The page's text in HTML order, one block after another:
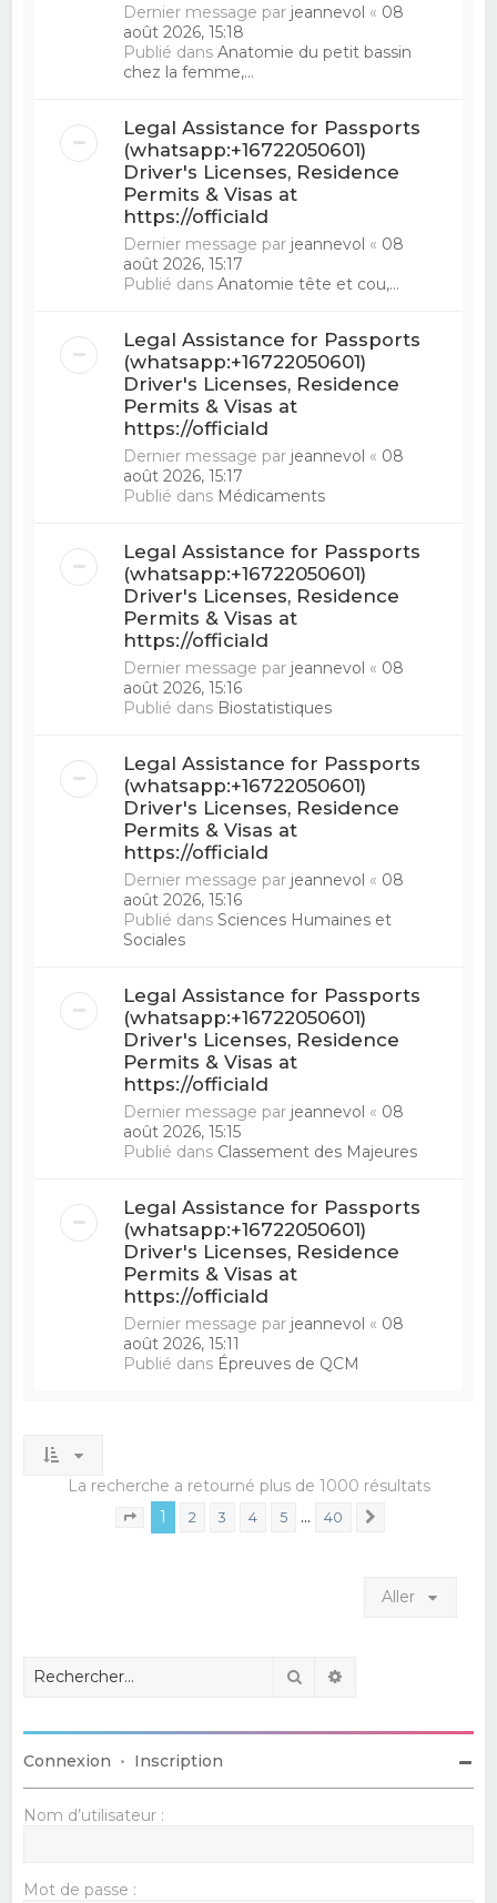
Dernier message par jeannevol « 08
août 2026, 15:18
Publié dansAnatomie du petit bassin
chez la femme,...
Legal Assistance for Passports
(whatsapp:+16722050601)
Driver's Licenses, Residence
Permits & Visas at
https://officiald
Dernier message par jeannevol « 08
août 2026, 15:17
Publié dansAnatomie tête et cou,...
Legal Assistance for Passports
(whatsapp:+16722050601)
Driver's Licenses, Residence
Permits & Visas at
https://officiald
Dernier message par jeannevol « 08
août 2026, 15:17
Publié dans Médicaments
Legal Assistance for Passports
(whatsapp:+16722050601)
Driver's Licenses, Residence
Permits & Visas at
https://officiald
Dernier message par jeannevol « 08
août 2026, 15:16
Publié dans Biostatistiques
Legal Assistance for Passports
(whatsapp:+16722050601)
Driver's Licenses, Residence
Permits & Visas at
https://officiald
Dernier message par jeannevol « 08
août 2026, 15:16
Publié dansSciences Humaines et
Sociales
Legal Assistance for Passports
(whatsapp:+16722050601)
Driver's Licenses, Residence
Permits & Visas at
https://officiald
Dernier message par jeannevol « 08
août 2026, 15:15
Publié dans Classement des Majeures
Legal Assistance for Passports
(whatsapp:+16722050601)
Driver's Licenses, Residence
Permits & Visas at
https://officiald
Dernier message par jeannevol « 08
août 2026, 15:11
Publié dans Épreuves de QCM
La recherche a retourné plus de 1000 résultats
Page sur 40
1 2 3 4 5 … 40
Aller
Rechercher
Connexion • Inscription
Nom d’utilisateur :
Mot de passe :